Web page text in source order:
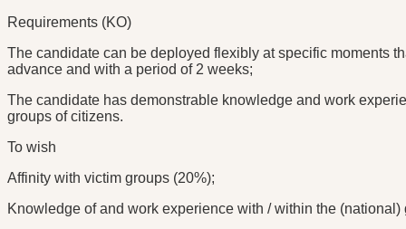
Requirements (KO)
The candidate can be deployed flexibly at specific moments
advance and with a period of 2 weeks;
The candidate has demonstrable knowledge and work
groups of citizens.
To wish
Affinity with victim groups (20%);
Knowledge of and work experience with / within the (national)